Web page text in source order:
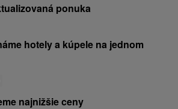
ponuka
hotely a kúpele na jednom
najnižšie ceny